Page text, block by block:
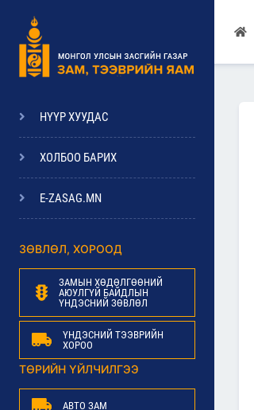
НҮҮР ХУУДАС
ХОЛБОО БАРИХ
E-ZASAG.MN
ЗӨВЛӨЛ, ХОРООД
ЗАМЫН ХӨДӨЛГӨӨНИЙ
АЮУЛГҮЙ БАЙДЛЫН
ҮНДЭСНИЙ ЗӨВЛӨЛ
ҮНДЭСНИЙ ТЭЭВРИЙН
ХОРОО
ТӨРИЙН ҮЙЛЧИЛГЭЭ
АВТО ЗАМ